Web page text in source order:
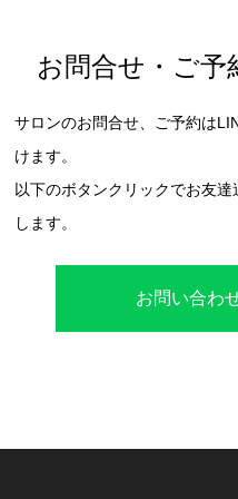
お問合せ・ご予
サロンのお問合せ、ご予約は
けます。
以下のボタンクリックでお友
します。
お問い合わ